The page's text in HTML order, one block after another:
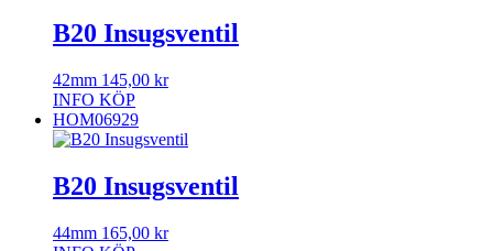
B20 Insugsventil
42mm 145,00 kr
INFO KÖP
HOM06929
B20 Insugsventil
44mm 165,00 kr